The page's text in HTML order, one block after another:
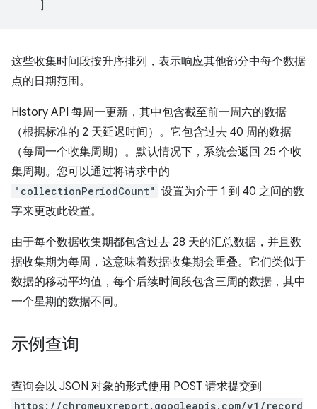
]
这些收集时间段按升序排列，表示响应其他部分中每个数据
点的日期范围。
History API 每周一更新，其中包含截至前一周六的数据
（根据标准的 2 天延迟时间）。它包含过去 40 周的数据
（每周一个收集周期）。默认情况下，系统会返回 25 个收
集周期。您可以通过将请求中的
"collectionPeriodCount" 设置为介于 1 到 40 之间的数
字来更改此设置。
由于每个数据收集期都包含过去 28 天的汇总数据，并且数
据收集期为每周，这意味着数据收集期会重叠。它们类似于
数据的移动平均值，每个后续时间段包含三周的数据，其中
一个星期的数据不同。
示例查询
查询会以 JSON 对象的形式使用 POST 请求提交到
https://chromeuxreport.googleapis.com/v1/record